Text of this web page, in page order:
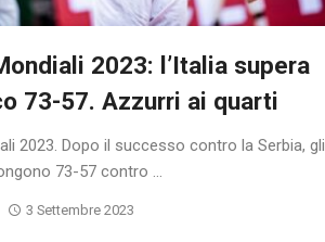
2023: l’Italia supera
73-57. Azzurri ai quarti
2023. Dopo il successo contro la Serbia, gli
73-57 contro ...
3 Settembre 2023